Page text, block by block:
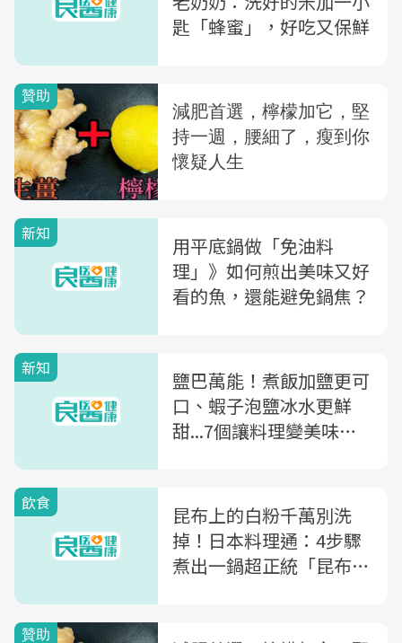
匙「蜂蜜」，好吃又保鮮
新知
用平底鍋做「免油料
理」》如何煎出美味又好
看的魚，還能避免鍋焦？
新知
鹽巴萬能！煮飯加鹽更可
口、蝦子泡鹽冰水更鮮
甜...7個讓料理變美味的
飲食
昆布上的白粉千萬別洗
掉！日本料理通：4步驟
煮出一鍋超正統「昆布柴